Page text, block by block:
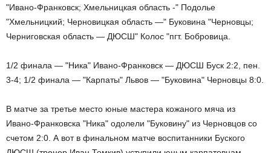
"Ивано-Франковск; Хмельницкая область -" Подолье
"Хмельницкий; Черновицкая область —" Буковина "Черновцы;
Черниговская область — ДЮСШ" Колос "пгт. Бобровица.
1/2 финала — "Ника" Ивано-Франковск — ДЮСШ Буск 2:2
пен.
3-4; 1/2 финала — "Карпаты" Львов — "Буковина" Черновцы 8:0.
В матче за третье место юные мастера кожаного мяча из
Ивано-Франковска "Ника" одолели "Буковину" из Черновцов со
счетом 2:0. А вот в финальном матче воспитанники Буского